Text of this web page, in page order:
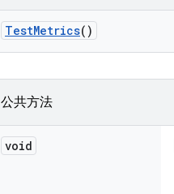
TestMetrics()
公共方法
void